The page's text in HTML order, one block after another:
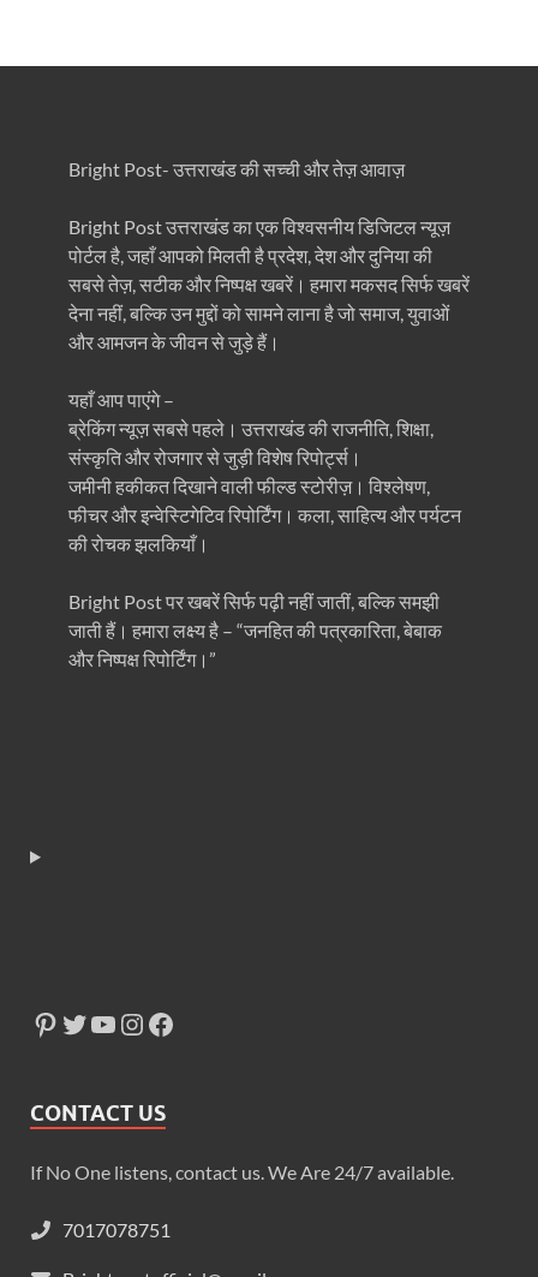
Bright Post- उत्तराखंड की सच्ची और तेज़ आवाज़
Bright Post उत्तराखंड का एक विश्वसनीय डिजिटल न्यूज़
पोर्टल है, जहाँ आपको मिलती है प्रदेश, देश और दुनिया की
सबसे तेज़, सटीक और निष्पक्ष खबरें। हमारा मकसद सिर्फ खबरें
देना नहीं, बल्कि उन मुद्दों को सामने लाना है जो समाज, युवाओं
और आमजन के जीवन से जुड़े हैं।
यहाँ आप पाएंगे –
ब्रेकिंग न्यूज़ सबसे पहले। उत्तराखंड की राजनीति, शिक्षा,
संस्कृति और रोजगार से जुड़ी विशेष रिपोर्ट्स।
जमीनी हकीकत दिखाने वाली फील्ड स्टोरीज़। विश्लेषण,
फीचर और इन्वेस्टिगेटिव रिपोर्टिंग। कला, साहित्य और पर्यटन
की रोचक झलकियाँ।
Bright Post पर खबरें सिर्फ पढ़ी नहीं जातीं, बल्कि समझी
जाती हैं। हमारा लक्ष्य है – “जनहित की पत्रकारिता, बेबाक
और निष्पक्ष रिपोर्टिंग।”
CONTACT US
If No One listens, contact us. We Are 24/7 available.
7017078751